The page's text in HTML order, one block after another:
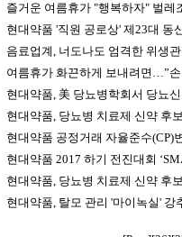
즐거운 여름휴가 "행복하자" 벌레
현대약품 '직원 공로상' 제23대 동
음료업계, 너도나도 엄격한 위생
여름휴가 화끈하게 보내려면…”
현대약품, 美 당뇨병학회서 당뇨
현대약품, 당뇨병 치료제 신약 후
현대약품 공정거래 자율준수(CP)
현대약품 2017 하기 전진대회
현대약품, 당뇨병 치료제 신약 후
현대약품, 탈모 관리 '마이녹실' 강